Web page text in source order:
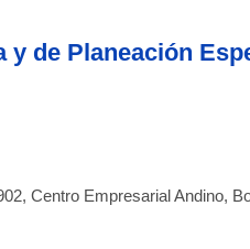
de Planeación
Centro Empresarial Andino,